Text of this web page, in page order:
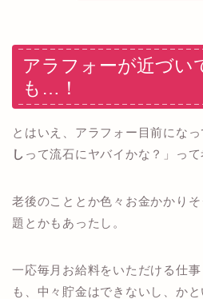
アラフォーが近づい
も…！
とはいえ、アラフォー目前にな
し って流石にヤバイかな？」っ
老後のこととか色々お金かかり
題とかもあったし。
一応毎月お給料をいただける仕
も、中々貯金はできないし、かと